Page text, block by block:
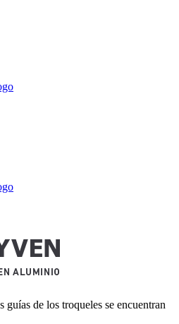
guías de los troqueles se encuentran